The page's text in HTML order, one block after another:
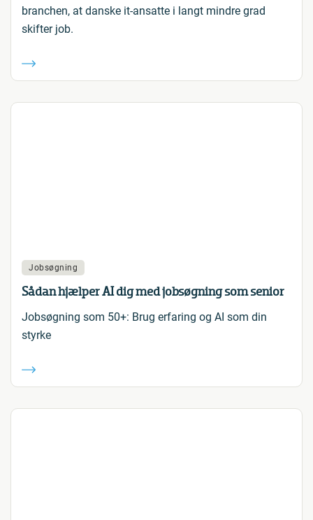
branchen, at danske it-ansatte i langt mindre grad
skifter job.
Jobsøgning
Sådan hjælper AI dig med jobsøgning som senior
Jobsøgning som 50+: Brug erfaring og AI som din
styrke